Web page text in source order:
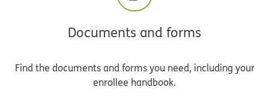
Documents and forms
Find the documents and forms you need, including your
enrollee handbook.